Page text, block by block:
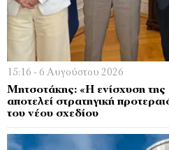
15:16 - 6 Αυγούστου 2026
Μητσοτάκης: «Η ενίσχυση της
αποτελεί στρατηγική
του νέου σχεδίου